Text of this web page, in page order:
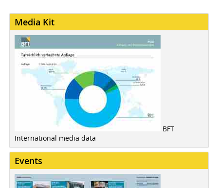
Media Kit
BFT
International media data
Events